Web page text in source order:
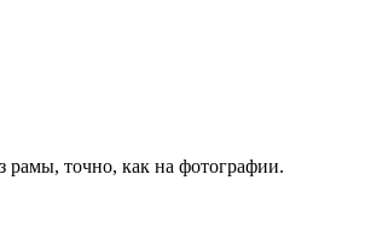
рамы, точно, как на фотографии.